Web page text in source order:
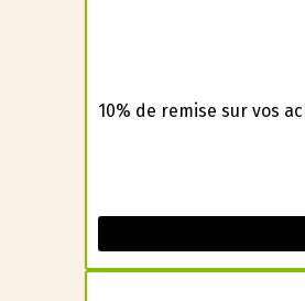
10% de remise sur vos